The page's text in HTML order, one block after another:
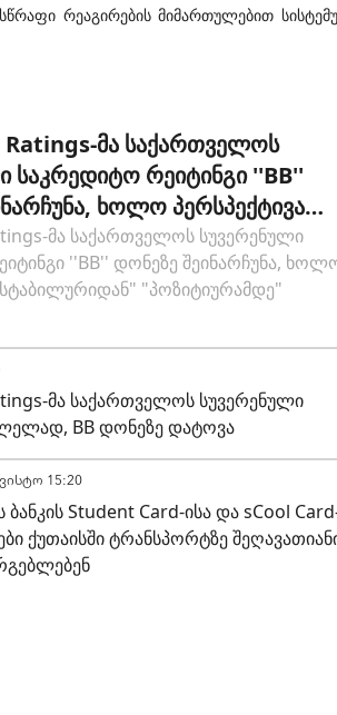
რეაგირების მიმართულებით
Ratings-მა საქართველოს
საკრედიტო რეიტინგი ''BB''
ხოლო პერსპექტივა
"პოზიტიურამდე"
მა საქართველოს სუვერენული
''BB'' დონეზე შეინარჩუნა,
"პოზიტიურამდე"
მა საქართველოს სუვერენული
BB დონეზე დატოვა
15:20
Student Card-ისა და sCool
ქუთაისში ტრანსპორტზე